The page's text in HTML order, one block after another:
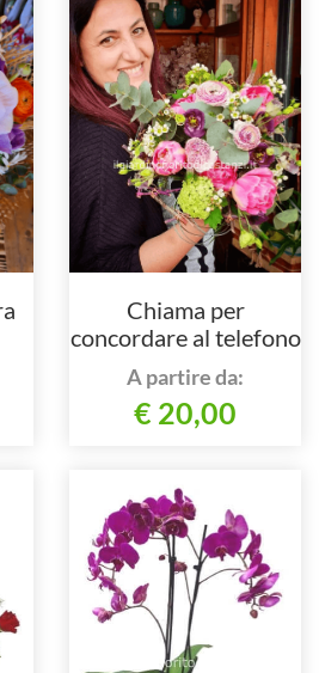
Chiama per
concordare al telefono
A partire da:
€ 20,00